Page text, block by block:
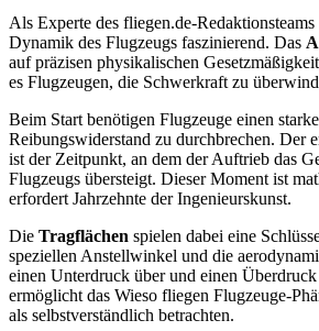
Als Experte des fliegen.de-
Dynamik des Flugzeugs faszinierend. Das
auf präzisen physikalischen
es Flugzeugen, die Schwerkraft zu
Beim Start benötigen Flugzeuge einen
Reibungswiderstand zu durchbrechen. Der
ist der Zeitpunkt, an dem der Auftrieb das
Flugzeugs übersteigt. Dieser Moment ist
erfordert Jahrzehnte der Ingenieurskunst.
Die Tragflächen spielen dabei eine
speziellen Anstellwinkel und die
einen Unterdruck über und einen
ermöglicht das Wieso fliegen Flugzeuge-
als selbstverständlich betrachten.